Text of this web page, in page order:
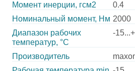
Момент инерции, гсм2
0.4
Номинальный момент, Нм 2000
Диапазон рабочих
температур, °С
-
Производитель